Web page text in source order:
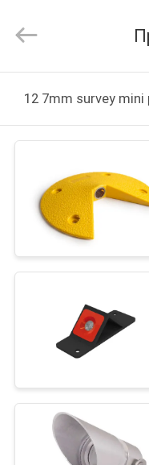
ПРОДУКТЫ
НАС
ПРОВЕРКА
СВЯЖИТЕСЬ
Instrument
Co.,Ltd.
Reserved.
12 7mm survey mini